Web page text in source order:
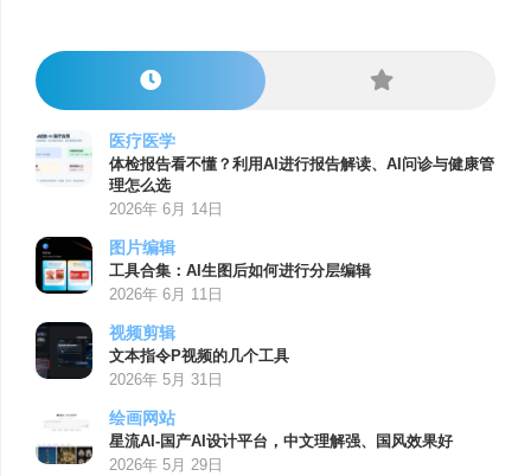
医疗医学
体检报告看不懂？利用AI进行报告解读、AI问诊与健康管
理怎么选
2026年 6月 14日
图片编辑
工具合集：AI生图后如何进行分层编辑
2026年 6月 11日
视频剪辑
文本指令P视频的几个工具
2026年 5月 31日
绘画网站
星流AI-国产AI设计平台，中文理解强、国风效果好
2026年 5月 29日